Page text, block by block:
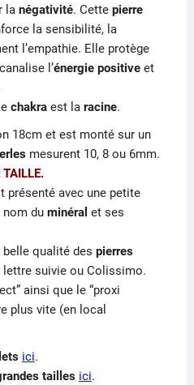
la négativité. Cette pierre
la sensibilité, la
l’empathie. Elle protège
l’énergie positiveet
chakraest la racine.
18cm et est monté sur un
mesurent 10, 8 ou 6mm.
TAILLE.
présenté avec une petite
du minéral et ses
belle qualité des pierres
suivie ou Colissimo.
ainsi que le “proxi
plus vite (en local
ici.
tailles ici.